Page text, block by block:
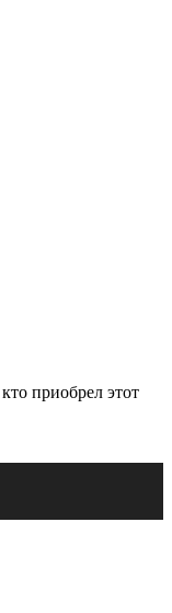
приобрел этот